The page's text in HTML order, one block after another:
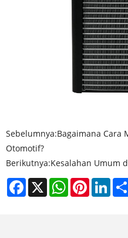
Sebelumnya:Bagaimana Cara
Otomotif?
Berikutnya:Kesalahan Umum
Facebook
X WhatsAppPinterest